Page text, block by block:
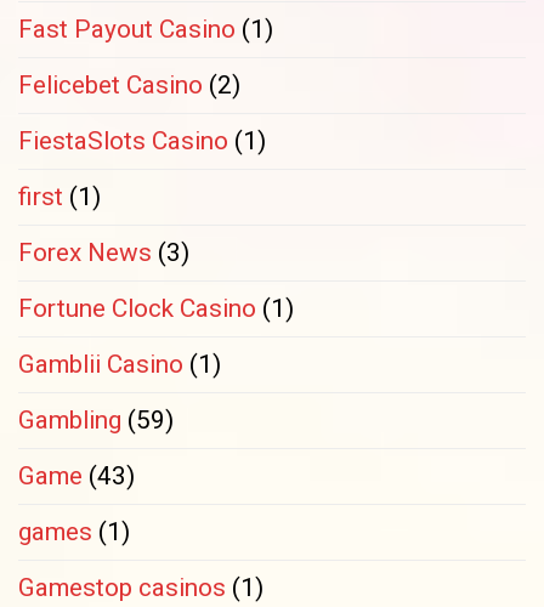
Fast Payout Casino (1)
Felicebet Casino (2)
FiestaSlots Casino (1)
first (1)
Forex News (3)
Fortune Clock Casino (1)
Gamblii Casino (1)
Gambling (59)
Game (43)
games (1)
Gamestop casinos (1)